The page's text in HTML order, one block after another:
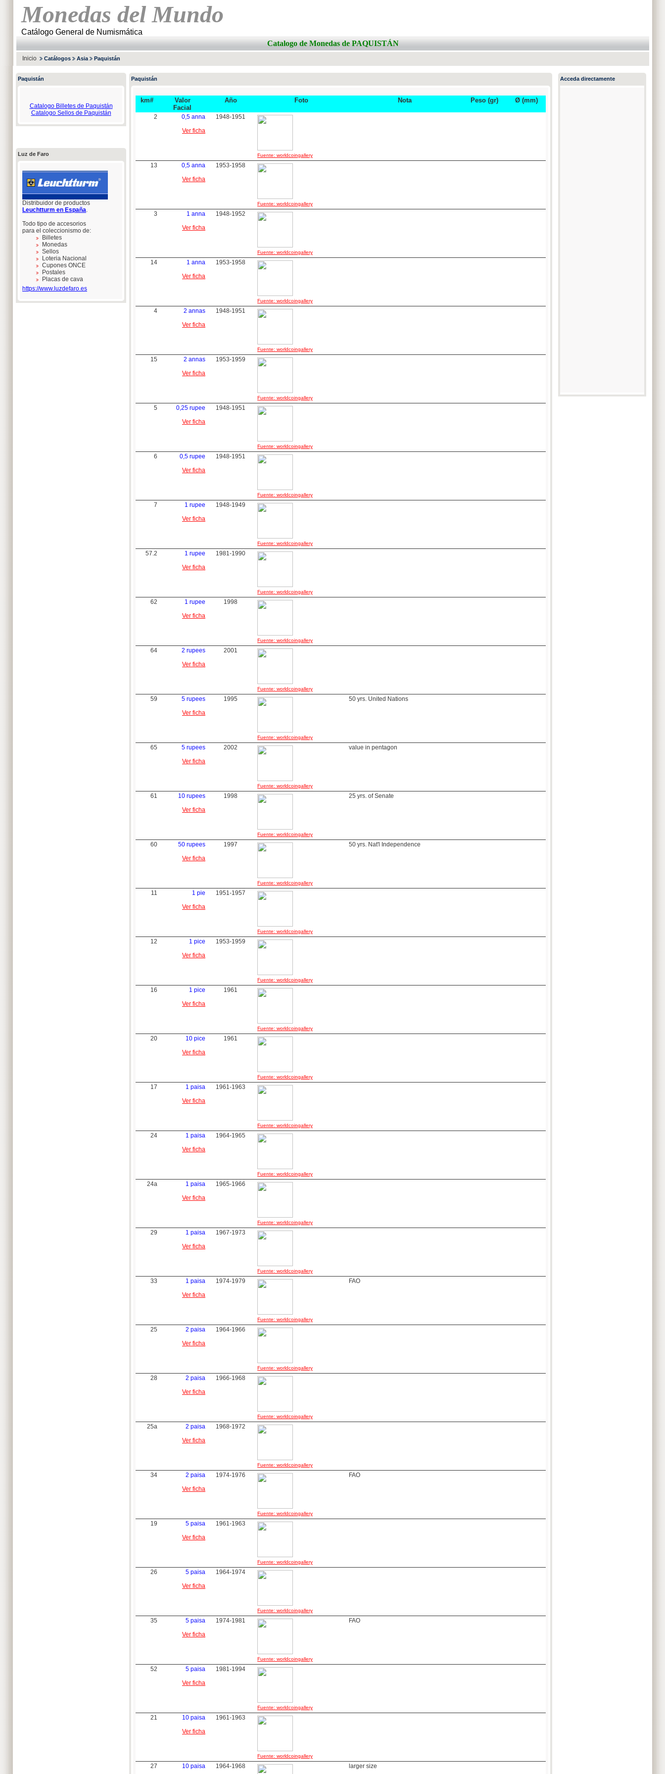
Monedas del Mundo
Catálogo General de Numismática
Catalogo de Monedas de PAQUISTÁN
Inicio Catálogos Asia Paquistán
Paquistán
Catalogo Billetes de Paquistán
Catalogo Sellos de Paquistán
Luz de Faro
Distribuidor de productos
Leuchtturm en España.
Todo tipo de accesorios
para el coleccionismo de:
Billetes
Monedas
Sellos
Loteria Nacional
Cupones ONCE
Postales
Placas de cava
https://www.luzdefaro.es
Paquistán
km#
Valor
Facial
Año Foto Nota Peso (gr) Ø (mm)
2
0,5 anna
Ver ficha
1948-1951
Fuente: worldcoingallery
13
0,5 anna
Ver ficha
1953-1958
Fuente: worldcoingallery
3
1 anna
Ver ficha
1948-1952
Fuente: worldcoingallery
14
1 anna
Ver ficha
1953-1958
Fuente: worldcoingallery
4
2 annas
Ver ficha
1948-1951
Fuente: worldcoingallery
15
2 annas
Ver ficha
1953-1959
Fuente: worldcoingallery
5
0,25 rupee
Ver ficha
1948-1951
Fuente: worldcoingallery
6
0,5 rupee
Ver ficha
1948-1951
Fuente: worldcoingallery
7
1 rupee
Ver ficha
1948-1949
Fuente: worldcoingallery
57.2
1 rupee
Ver ficha
1981-1990
Fuente: worldcoingallery
62
1 rupee
Ver ficha
1998
Fuente: worldcoingallery
64
2 rupees
Ver ficha
2001
Fuente: worldcoingallery
59
5 rupees
Ver ficha
1995
Fuente: worldcoingallery
50 yrs. United Nations
65
5 rupees
Ver ficha
2002
Fuente: worldcoingallery
value in pentagon
61
10 rupees
Ver ficha
1998
Fuente: worldcoingallery
25 yrs. of Senate
60
50 rupees
Ver ficha
1997
Fuente: worldcoingallery
50 yrs. Nat'l Independence
11
1 pie
Ver ficha
1951-1957
Fuente: worldcoingallery
12
1 pice
Ver ficha
1953-1959
Fuente: worldcoingallery
16
1 pice
Ver ficha
1961
Fuente: worldcoingallery
20
10 pice
Ver ficha
1961
Fuente: worldcoingallery
17
1 paisa
Ver ficha
1961-1963
Fuente: worldcoingallery
24
1 paisa
Ver ficha
1964-1965
Fuente: worldcoingallery
24a
1 paisa
Ver ficha
1965-1966
Fuente: worldcoingallery
29
1 paisa
Ver ficha
1967-1973
Fuente: worldcoingallery
33
1 paisa
Ver ficha
1974-1979
Fuente: worldcoingallery
FAO
25
2 paisa
Ver ficha
1964-1966
Fuente: worldcoingallery
28
2 paisa
Ver ficha
1966-1968
Fuente: worldcoingallery
25a
2 paisa
Ver ficha
1968-1972
Fuente: worldcoingallery
34
2 paisa
Ver ficha
1974-1976
Fuente: worldcoingallery
FAO
19
5 paisa
Ver ficha
1961-1963
Fuente: worldcoingallery
26
5 paisa
Ver ficha
1964-1974
Fuente: worldcoingallery
35
5 paisa
Ver ficha
1974-1981
Fuente: worldcoingallery
FAO
52
5 paisa
Ver ficha
1981-1994
Fuente: worldcoingallery
21
10 paisa
Ver ficha
1961-1963
Fuente: worldcoingallery
27 10 paisa 1964-1968 larger size
Acceda directamente